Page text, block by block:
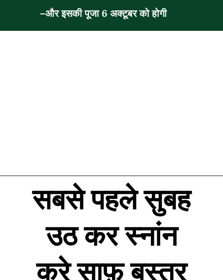
–और इसकी पूजा 6 अक्टूबर को होगी
सबसे पहले सुबह
उठ कर स्नांन
करे साफ़ बस्त्र